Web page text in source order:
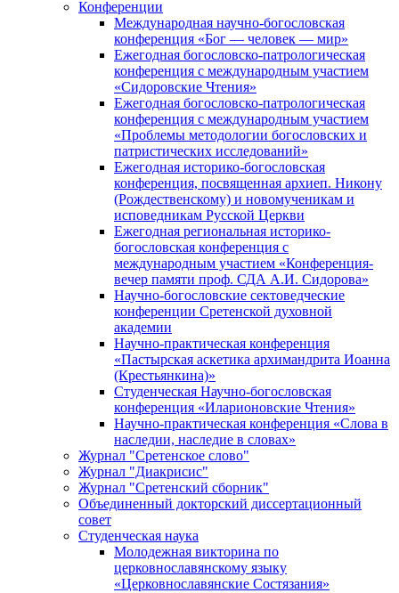
Конференции
Международная научно-богословская
конференция «Бог — человек — мир»
Ежегодная богословско-патрологическая
конференция с международным участием
«Сидоровские Чтения»
Ежегодная богословско-патрологическая
конференция с международным участием
«Проблемы методологии богословских и
патристических исследований»
Ежегодная историко-богословская
конференция, посвященная архиеп. Никону
(Рождественскому) и новомученикам и
исповедникам Русской Церкви
Ежегодная региональная историко-
богословская конференция с
международным участием «Конференция-
вечер памяти проф. СДА А.И. Сидорова»
Научно-богословские сектоведческие
конференции Сретенской духовной
академии
Научно-практическая конференция
«Пастырская аскетика архимандрита Иоанна
(Крестьянкина)»
Студенческая Научно-богословская
конференция «Иларионовские Чтения»
Научно-практическая конференция «Cлова в
наследии, наследие в словах»
Журнал "Сретенское слово"
Журнал "Диакрисис"
Журнал "Сретенский сборник"
Объединенный докторский диссертационный
совет
Студенческая наука
Молодежная викторина по
церковнославянскому языку
«Церковнославянские Состязания»